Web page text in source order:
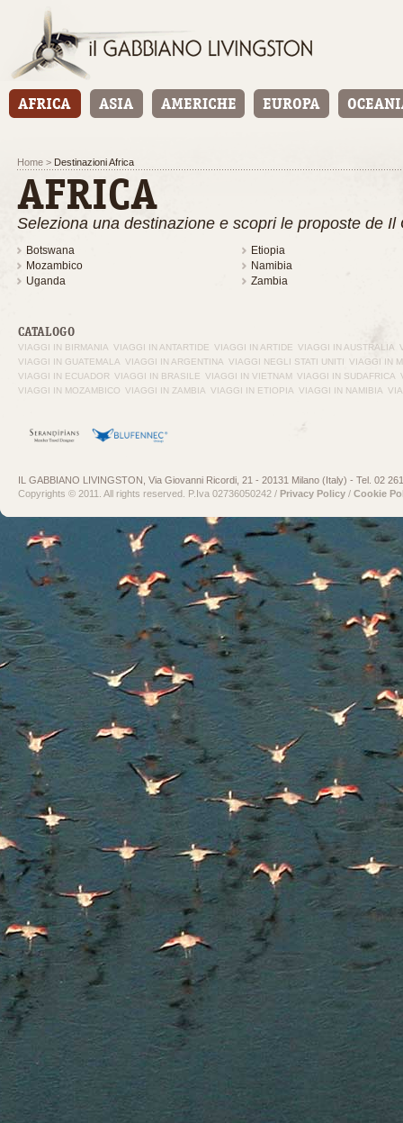
Home > Destinazioni Africa
AFRICA
Seleziona una destinazione e scopri le proposte de Il
Botswana
Etiopia
Mozambico
Namibia
Uganda
Zambia
CATALOGO
VIAGGI IN BIRMANIA VIAGGI IN ANTARTIDE VIAGGI IN ARTIDE VIAGGI IN AUSTRALIA
VIAGGI IN GUATEMALA VIAGGI IN ARGENTINA VIAGGI NEGLI STATI UNITI VIAGGI IN
VIAGGI IN ECUADOR VIAGGI IN BRASILE VIAGGI IN VIETNAM VIAGGI IN SUDAFRICA
VIAGGI IN MOZAMBICO VIAGGI IN ZAMBIA VIAGGI IN ETIOPIA VIAGGI IN NAMIBIA
IL GABBIANO LIVINGSTON, Via Giovanni Ricordi, 21 - 20131 Milano (Italy) - Tel. 02
Copyrights © 2011. All rights reserved. P.Iva 02736050242 / Privacy Policy / Cookie